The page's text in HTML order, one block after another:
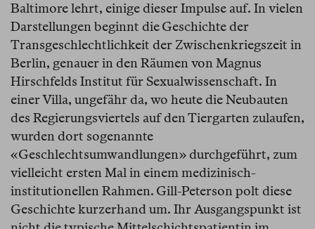
Baltimore lehrt, einige dieser Impulse auf. In vielen
Darstellungen beginnt die Geschichte der
Transgeschlechtlichkeit der Zwischenkriegszeit in
Berlin, genauer in den Räumen von Magnus
Hirschfelds Institut für Sexualwissenschaft. In
einer Villa, ungefähr da, wo heute die Neubauten
des Regierungsviertels auf den Tiergarten zulaufen,
wurden dort sogenannte
«Geschlechtsumwandlungen» durchgeführt, zum
vielleicht ersten Mal in einem medizinisch-
institutionellen Rahmen. Gill-Peterson polt diese
Geschichte kurzerhand um. Ihr Ausgangspunkt ist